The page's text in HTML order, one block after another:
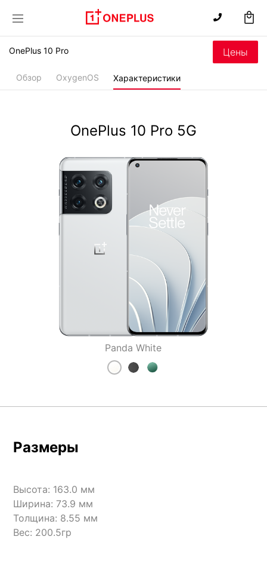
OnePlus 10 Pro
Обзор OxygenOS Характеристики
Цены
OnePlus 10 Pro 5G
Panda White
Размеры
Высота: 163.0 мм
Ширина: 73.9 мм
Толщина: 8.55 мм
Вес: 200.5гр